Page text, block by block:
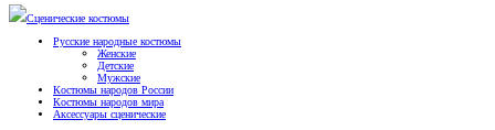
Сценические костюмы
Русские народные костюмы
Женские
Детские
Мужские
Костюмы народов России
Костюмы народов мира
Аксессуары сценические